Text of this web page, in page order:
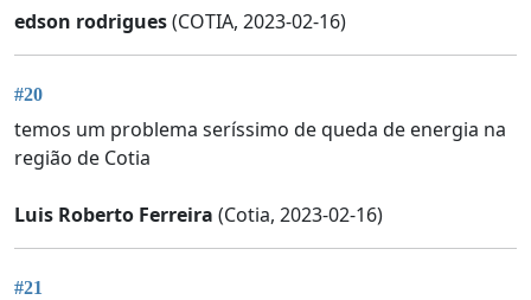
edson rodrigues(COTIA, 2023-02-16)
#20
temos um problema seríssimo de queda de energia na
região de Cotia
Luis Roberto Ferreira (Cotia, 2023-02-16)
#21